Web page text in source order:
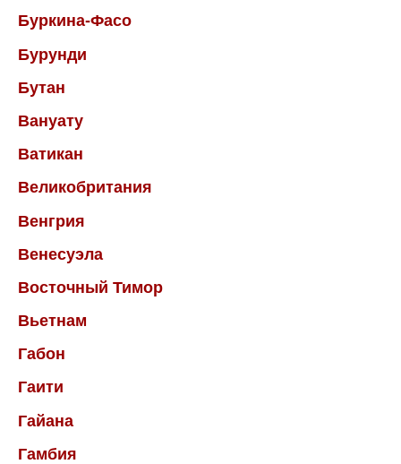
Буркина-Фасо
Бурунди
Бутан
Вануату
Ватикан
Великобритания
Венгрия
Венесуэла
Восточный Тимор
Вьетнам
Габон
Гаити
Гайана
Гамбия